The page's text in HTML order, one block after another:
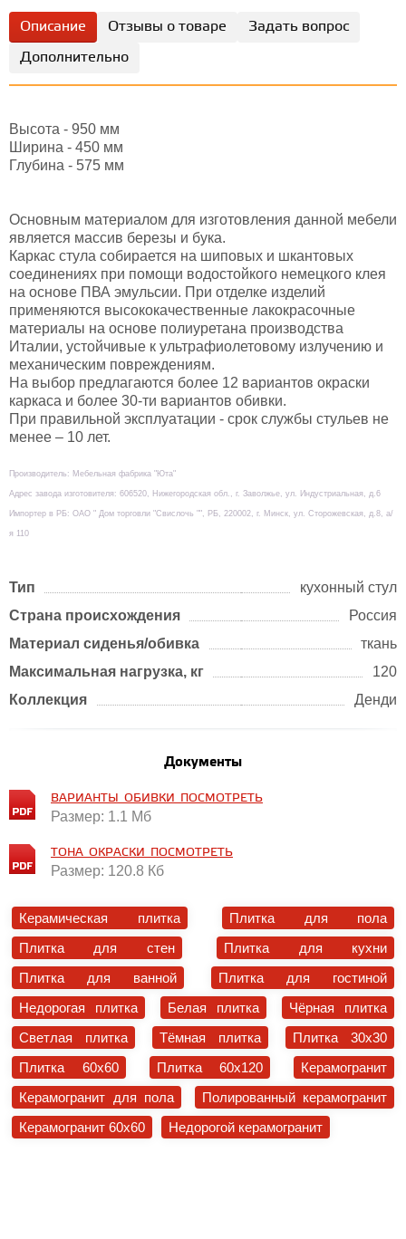
Описание Отзывы о товаре
Задать вопрос
Дополнительно
Высота - 950 мм
Ширина - 450 мм
Глубина - 575 мм
Основным материалом для изготовления данной мебели
является массив березы и бука.
Каркас стула собирается на шиповых и шкантовых
соединениях при помощи водостойкого немецкого клея
на основе ПВА эмульсии. При отделке изделий
применяются высококачественные лакокрасочные
материалы на основе полиуретана производства
Италии, устойчивые к ультрафиолетовому излучению и
механическим повреждениям.
На выбор предлагаются более 12 вариантов окраски
каркаса и более 30-ти вариантов обивки.
При правильной эксплуатации - срок службы стульев не
менее – 10 лет.
Производитель: Мебельная фабрика "Юта"
Адрес завода изготовителя: 606520, Нижегородская обл., г. Заволжье, ул. Индустриальная, д.6
Импортер в РБ: ОАО " Дом торговли "Свислочь "", РБ, 220002, г. Минск, ул. Сторожевская, д.8, а/
я 110
Тип
кухонный стул
Страна происхождения
Россия
Материал сиденья/обивка
ткань
Максимальная нагрузка, кг
120
Коллекция
Денди
Документы
ВАРИАНТЫ_ОБИВКИ_ПОСМОТРЕТЬ
Размер: 1.1 Мб
ТОНА_ОКРАСКИ_ПОСМОТРЕТЬ
Размер: 120.8 Кб
Керамическая плитка
Плитка для пола
Плитка для стен
Плитка для кухни
Плитка для ванной
Плитка для гостиной
Недорогая плитка
Белая плитка
Чёрная плитка
Светлая плитка
Тёмная плитка
Плитка 30x30
Плитка 60x60
Плитка 60x120
Керамогранит
Керамогранит для пола
Полированный керамогранит
Керамогранит 60x60
Недорогой керамогранит